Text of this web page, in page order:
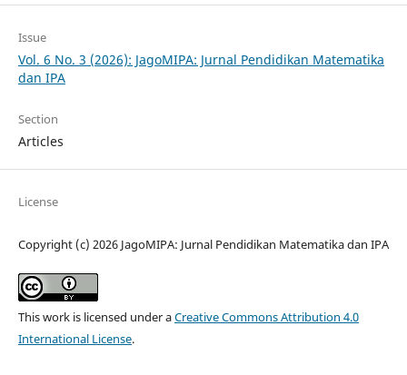
Issue
Vol. 6 No. 3 (2026): JagoMIPA: Jurnal Pendidikan Matematika
dan IPA
Section
Articles
License
Copyright (c) 2026 JagoMIPA: Jurnal Pendidikan Matematika dan IPA
This work is licensed under aCreative Commons Attribution 4.0
International License.